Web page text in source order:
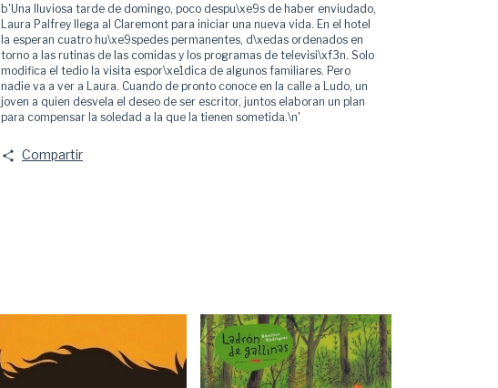
b'Una lluviosa tarde de domingo, poco despu\xe9s de haber enviudado,
Laura Palfrey llega al Claremont para iniciar una nueva vida. En el hotel
la esperan cuatro hu\xe9spedes permanentes, d\xedas ordenados en
torno a las rutinas de las comidas y los programas de televisi\xf3n. Solo
modifica el tedio la visita espor\xe1dica de algunos familiares. Pero
nadie va a ver a Laura. Cuando de pronto conoce en la calle a Ludo, un
joven a quien desvela el deseo de ser escritor, juntos elaboran un plan
para compensar la soledad a la que la tienen sometida.\n'
Compartir